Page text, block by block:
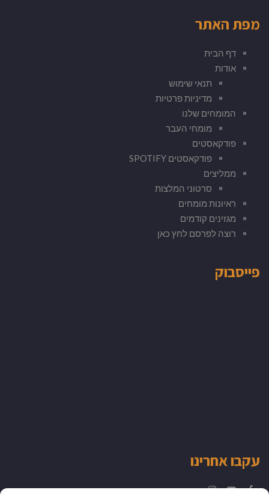
מפת האתר
דף הבית
אודות
תנאי שימוש
מדיניות פרטיות
המומחים שלנו
מומחי העבר
פודקאסטים
פודקאסטים SPOTIFY
ממליצים
סרטוני המלצות
ראיונות מומחים
מגזינים קודמים
רוצה לפרסם לחץ כאן
פייסבוק
עקבו אחרינו